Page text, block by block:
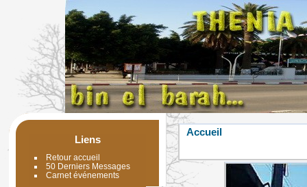
Liens
Retour accueil
50 Derniers Messages
Carnet événements
Accueil